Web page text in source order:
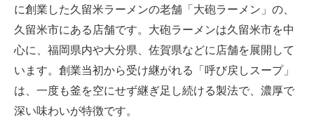
に創業した久留米ラーメンの老舗「大砲ラーメン」の、
久留米市にある店舗です。大砲ラーメンは久留米市を中
心に、福岡県内や大分県、佐賀県などに店舗を展開して
います。創業当初から受け継がれる「呼び戻しスープ」
は、一度も釜を空にせず継ぎ足し続ける製法で、濃厚で
深い味わいが特徴です。